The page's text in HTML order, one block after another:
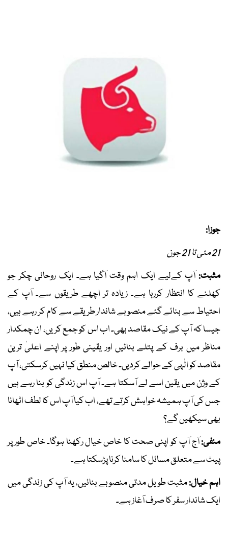
جوزا:
21 مئی تا 21 جون
مثبت:آپ کےلیے ایک اہم وقت آگیا ہے۔ ایک روحانی چکر جو
کھلنے کا انتظار کررہا ہے۔ زیادہ تر اچھے طریقوں سے۔ آپ کے
احتیاط سے بنائے گئے منصوبے شاندار طریقے سے کام کر رہے ہیں،
جیسا کہ آپ کے نیک مقاصد بھی۔ اب اس کو جمع کریں، ان چمکدار
مناظر میں برف کے پتلے بنائیں اور یقینی طور پر اپنے اعلیٰ ترین
مقاصد کو الٰہی کے حوالے کردیں۔ خالص منطق کیا نہیں کرسکتی، آپ
کے وژن میں یقین اسے لے آسکتا ہے۔ آپ اس زندگی کو بنا رہے ہیں
جس کی آپ ہمیشہ خواہش کرتے تھے، اب کیا آپ اس کا لطف اٹھانا
بھی سیکھیں گے؟
منفی:آج آپ کو اپنی صحت کا خاص خیال رکھنا ہوگا۔ خاص طور پر
پیٹ سے متعلق مسائل کا سامنا کرنا پڑسکتا ہے۔
اہم خیال:مثبت طویل مدتی منصوبے بنائیں، یہ آپ کی زندگی میں
ایک شاندار سفر کا صرف آغاز ہے۔